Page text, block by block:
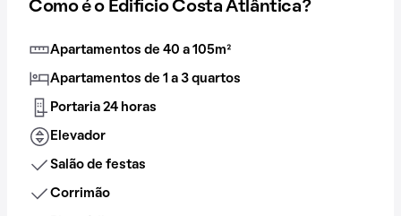
Como é o Edifício Costa Atlântica?
Apartamentos de 40 a 105m²
Apartamentos de 1 a 3 quartos
Portaria 24 horas
Elevador
Salão de festas
Corrimão